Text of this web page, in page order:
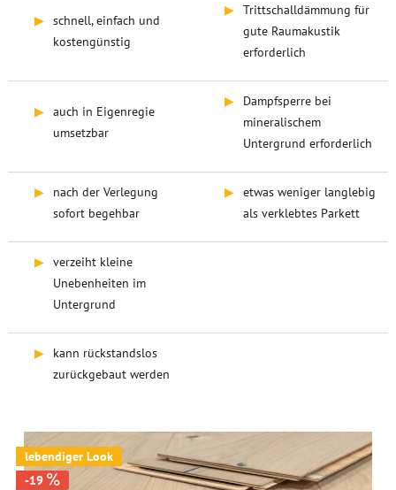
▶ schnell, einfach und
kostengünstig
▶ Trittschalldämmung für
gute Raumakustik
erforderlich
▶ auch in Eigenregie
umsetzbar
▶
Dampfsperre bei
mineralischem
Untergrund erforderlich
▶
nach der Verlegung
sofort begehbar
▶ etwas weniger langlebig
als verklebtes Parkett
▶ verzeiht kleine
Unebenheiten im
Untergrund
▶
kann rückstandslos
zurückgebaut werden
lebendiger Look
-19